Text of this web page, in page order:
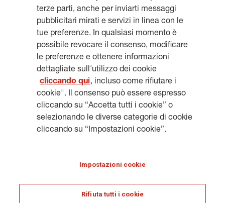
Resta aggiornato, iscriviti alla
newsletter
ISCRIVITI
COOKIES PRIVACY & GDPR
terze parti, anche per inviarti messaggi
pubblicitari mirati e servizi in linea con le
tue preferenze. In qualsiasi momento è
possibile revocare il consenso, modificare
le preferenze e ottenere informazioni
dettagliate sull'utilizzo dei cookie
cliccando qui, incluso come rifiutare i
cookie". Il consenso può essere espresso
cliccando su “Accetta tutti i cookie” o
selezionando le diverse categorie di cookie
cliccando su “Impostazioni cookie”.
Impostazioni cookie
Rifiuta tutti i cookie